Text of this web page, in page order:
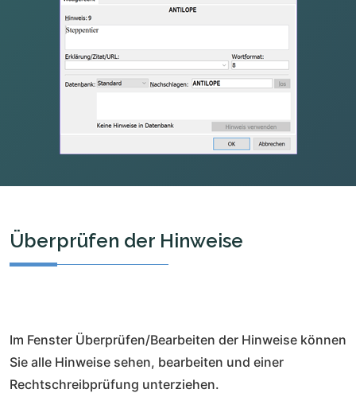
Überprüfen der Hinweise
Im Fenster Überprüfen/Bearbeiten der Hinweise können
Sie alle Hinweise sehen, bearbeiten und einer
Rechtschreibprüfung unterziehen.